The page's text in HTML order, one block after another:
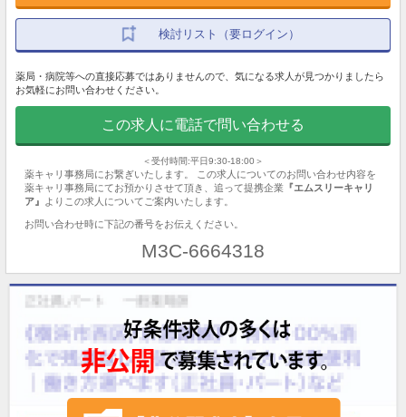
検討リスト（要ログイン）
薬局・病院等への直接応募ではありませんので、気になる求人が見つかりましたら
お気軽にお問い合わせください。
この求人に電話で問い合わせる
＜受付時間:平日9:30-18:00＞
薬キャリ事務局にお繋ぎいたします。 この求人についてのお問い合わせ内容を
薬キャリ事務局にてお預かりさせて頂き、追って提携企業 『エムスリーキャリ
ア』
よりこの求人についてご案内いたします。
お問い合わせ時に下記の番号をお伝えください。
M3C-6664318